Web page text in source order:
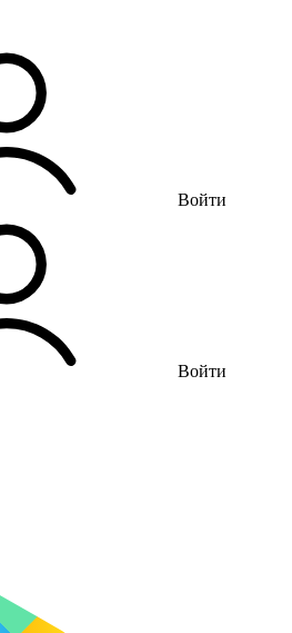
Войти
Войти